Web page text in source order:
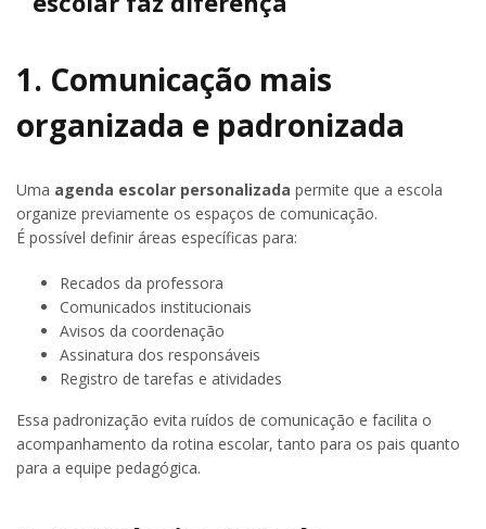
1. Comunicação mais
organizada e padronizada
Uma agenda escolar personalizada permite que a escola
organize previamente os espaços de comunicação.
É possível definir áreas específicas para:
Recados da professora
Comunicados institucionais
Avisos da coordenação
Assinatura dos responsáveis
Registro de tarefas e atividades
Essa padronização evita ruídos de comunicação e facilita o
acompanhamento da rotina escolar, tanto para os pais quanto
para a equipe pedagógica.